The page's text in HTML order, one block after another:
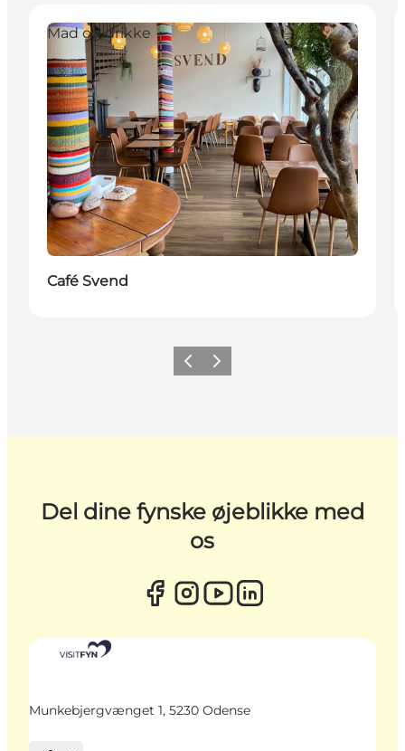
Mad og drikke
Café Svend
ForrigeNæste
Del dine fynske øjeblikke med
os
Munkebjergvænget 1, 5230 Odense